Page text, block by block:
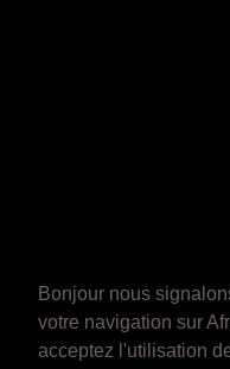
Bonjour nous
votre navigation sur
acceptez l'utilisation